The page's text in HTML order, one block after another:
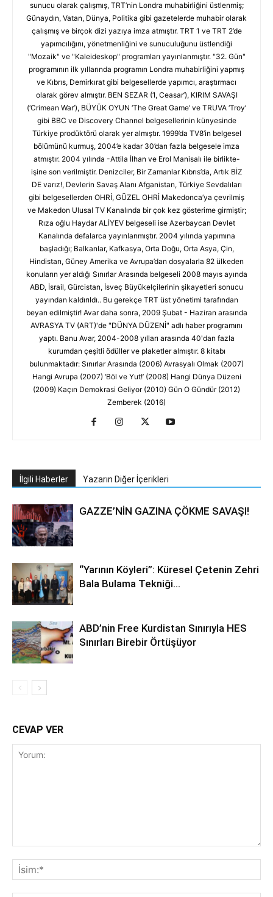
sunucu olarak çalışmış, TRT’nin Londra muhabirliğini üstlenmiş;
Günaydın, Vatan, Dünya, Politika gibi gazetelerde muhabir olarak
çalışmış ve birçok dizi yazıya imza atmıştır. TRT 1 ve TRT 2’de
yapımcılığını, yönetmenliğini ve sunuculuğunu üstlendiği
"Mozaik" ve "Kaleideskop" programları yayınlanmıştır. "32. Gün"
programının ilk yıllarında programın Londra muhabirliğini yapmış
ve Kıbrıs, Demirkırat gibi belgesellerde yapımcı, araştırmacı
olarak görev almıştır. BEN SEZAR (‘I, Ceasar’), KIRIM SAVAŞI
(‘Crimean War’), BÜYÜK OYUN ‘The Great Game’ ve TRUVA ‘Troy’
gibi BBC ve Discovery Channel belgesellerinin künyesinde
Türkiye prodüktörü olarak yer almıştır. 1999’da TV8’in belgesel
bölümünü kurmuş, 2004’e kadar 30’dan fazla belgesele imza
atmıştır. 2004 yılında -Attila İlhan ve Erol Manisalı ile birlikte-
işine son verilmiştir. Denizciler, Bir Zamanlar Kıbrıs’da, Artık BİZ
DE varız!, Devlerin Savaş Alanı Afganistan, Türkiye Sevdalıları
gibi belgesellerden OHRİ, GÜZEL OHRİ Makedonca’ya çevrilmiş
ve Makedon Ulusal TV Kanalında bir çok kez gösterime girmiştir;
Rıza oğlu Haydar ALİYEV belgeseli ise Azerbaycan Devlet
Kanalında defalarca yayınlanmıştır. 2004 yılında yapımına
başladığı; Balkanlar, Kafkasya, Orta Doğu, Orta Asya, Çin,
Hindistan, Güney Amerika ve Avrupa’dan dosyalarla 82 ülkeden
konuların yer aldığı Sınırlar Arasında belgeseli 2008 mayıs ayında
ABD, İsrail, Gürcistan, İsveç Büyükelçilerinin şikayetleri sonucu
yayından kaldırıldı.. Bu gerekçe TRT üst yönetimi tarafından
beyan edilmiştir! Avar daha sonra, 2009 Şubat - Haziran arasında
AVRASYA TV (ART)'de "DÜNYA DÜZENİ" adlı haber programını
yaptı. Banu Avar, 2004-2008 yılları arasında 40'dan fazla
kurumdan çeşitli ödüller ve plaketler almıştır. 8 kitabı
bulunmaktadır: Sınırlar Arasında (2006) Avrasyalı Olmak (2007)
Hangi Avrupa (2007) ‘Böl ve Yut!’ (2008) Hangi Dünya Düzeni
(2009) Kaçın Demokrasi Geliyor (2010) Gün O Gündür (2012)
Zemberek (2016)
İlgili Haberler Yazarın Diğer İçerikleri
GAZZE’NİN GAZINA ÇÖKME SAVAŞI!
“Yarının Köyleri”: Küresel Çetenin Zehri
Bala Bulama Tekniği…
ABD’nin Free Kurdistan Sınırıyla HES
Sınırları Birebir Örtüşüyor
CEVAP VER